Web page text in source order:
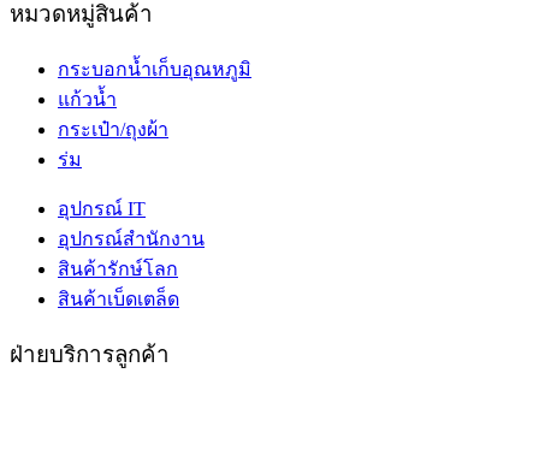
หมวดหมู่สินค้า
กระบอกน้ำเก็บอุณหภูมิ
แก้วน้ำ
กระเป๋า/ถุงผ้า
ร่ม
อุปกรณ์ IT
อุปกรณ์สำนักงาน
สินค้ารักษ์โลก
สินค้าเบ็ดเตล็ด
ฝ่ายบริการลูกค้า